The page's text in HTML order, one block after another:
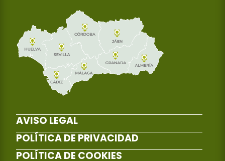
AVISO LEGAL
POLÍTICA DE PRIVACIDAD
POLÍTICA DE COOKIES